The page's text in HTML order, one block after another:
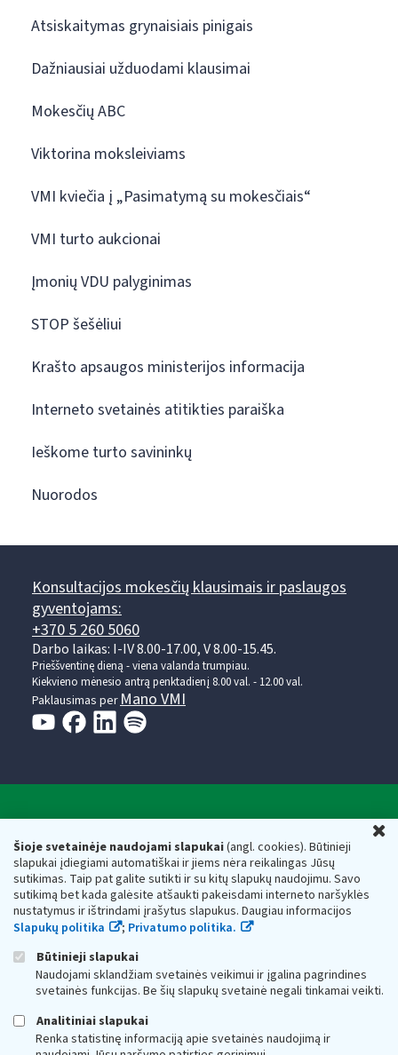
Šioje svetainėje naudojami slapukai(angl. cookies). Būtinieji
slapukai įdiegiami automatiškai ir jiems nėra reikalingas Jūsų
sutikimas. Taip pat galite sutikti ir su kitų slapukų naudojimu. Savo
sutikimą bet kada galėsite atšaukti pakeisdami interneto naršyklės
nustatymus ir ištrindami įrašytus slapukus. Daugiau informacijos
Slapukų politika
; Privatumo politika.
Būtinieji slapukai
Naudojami sklandžiam svetainės veikimui ir įgalina pagrindines
svetainės funkcijas. Be šių slapukų svetainė negali tinkamai veikti.
Analitiniai slapukai
Renka statistinę informaciją apie svetainės naudojimą ir
Atsiskaitymas grynaisiais pinigais
Dažniausiai užduodami klausimai
Mokesčių ABC
Viktorina moksleiviams
VMI kviečia į „Pasimatymą su mokesčiais“
VMI turto aukcionai
Įmonių VDU palyginimas
STOP šešėliui
Krašto apsaugos ministerijos informacija
Interneto svetainės atitikties paraiška
Ieškome turto savininkų
Nuorodos
Konsultacijos mokesčių klausimais ir paslaugos
gyventojams:
+370 5 260 5060
Darbo laikas: I-IV 8.00-17.00, V 8.00-15.45.
Prieššventinę dieną - viena valanda trumpiau.
Kiekvieno mėnesio antrą penktadienį 8.00 val. - 12.00 val.
Paklausimas per Mano VMI
Respublikos finansų ministerijos
Biudžetinė įstaiga. Juridinio asmens kodas — 188659752,
adresas: Vasario 16-osios g. 14, 01107 Vilnius, Lietuva, el.paštas:
vmi@vmi.lt, E. pristatymo dėžutės adresas 188659752
Duomenys apie Valstybinę mokesčių inspekciją prie Lietuvos
Respublikos finansų ministerijos kaupiami ir saugomi Juridinių